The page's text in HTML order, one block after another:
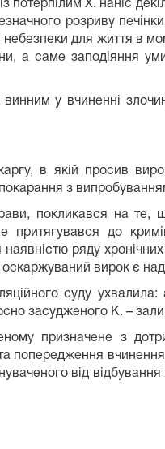
потерпілим Х. наніс
розриву
небезпеки для життя в
а саме заподіяння
у вчиненні
в якій просив
з
покликався на те,
до
ряду
вирок є
суду
засудженого К. –
призначене з
попередження
від